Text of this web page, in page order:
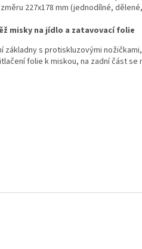
227x178 mm (jednodílné,
misky na jídlo a zatavovací folie
s protiskluzovými
folie k miskou, na zadní část